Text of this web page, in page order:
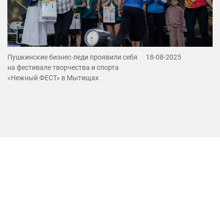
Пушкинские бизнес-леди проявили себя
на фестивале творчества и спорта
«Нежный ФЕСТ» в Мытищах
18-08-2025